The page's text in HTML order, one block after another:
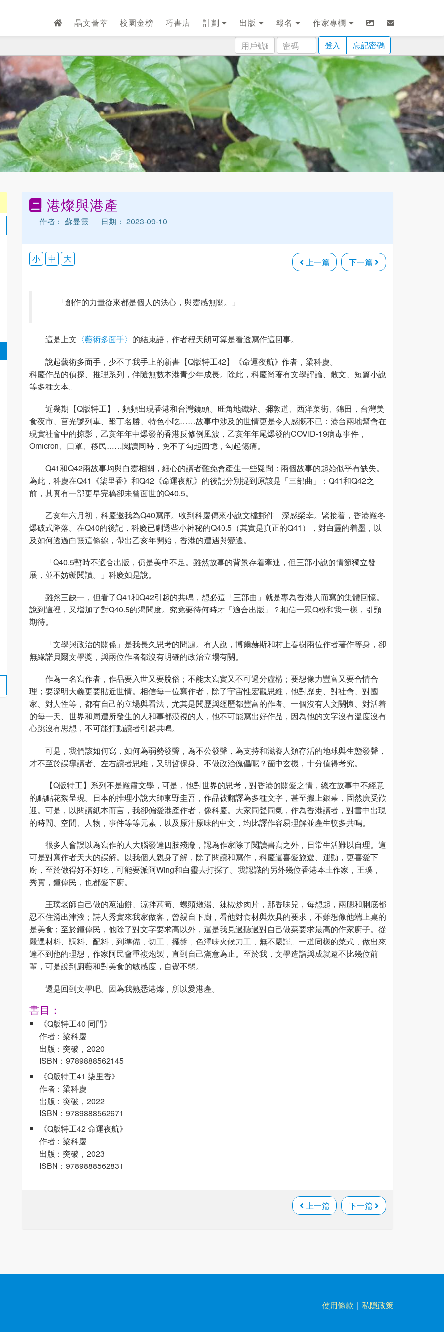
晶文薈萃 校園金榜 巧書店 計劃 出版 報名
作家專欄
用
戶
號
碼
密
碼
登入 忘記密碼
港燦與港產
作者： 蘇曼靈 日期： 2023-09-10
上一篇 下一篇
小 中 大
「創作的力量從來都是個人的決心，與靈感無關。」
這是上文 〈藝術多面手〉 的結束語，作者程天朗可算是看透寫作這回事。
說起藝術多面手，少不了我手上的新書【Q版特工42】《命運夜航》作者，梁科慶。
科慶作品的偵探、推理系列，伴隨無數本港青少年成長。除此，科慶尚著有文學評論、散文、短篇小說
等多種文本。
近幾期【Q版特工】，頻頻出現香港和台灣鏡頭。旺角地鐵站、彌敦道、西洋菜街、錦田，台灣美
食夜市、莒光號列車、墾丁名勝、特色小吃……故事中涉及的世情更是令人感慨不已：港台兩地幫會在
現實社會中的掠影，乙亥年年中爆發的香港反修例風波，乙亥年年尾爆發的COVID-19病毒事件，
Omicron、口罩、移民……閱讀同時，免不了勾起回憶，勾起傷痛。
Q41和Q42兩故事均與白靈相關，細心的讀者難免會產生一些疑問：兩個故事的起始似乎有缺失。
為此，科慶在Q41《柒里香》和Q42《命運夜航》的後記分別提到原該是「三部曲」：Q41和Q42之
前，其實有一部更早完稿卻未曾面世的Q40.5。
乙亥年六月初，科慶邀我為Q40寫序。收到科慶傳來小說文檔郵件，深感榮幸。緊接着，香港嚴冬
爆破式降落。在Q40的後記，科慶已劇透些小神秘的Q40.5（其實是真正的Q41），對白靈的着墨，以
及如何透過白靈這條線，帶出乙亥年開始，香港的遭遇與變遷。
「Q40.5暫時不適合出版，仍是美中不足。雖然故事的背景存着牽連，但三部小說的情節獨立發
展，並不妨礙閱讀。」科慶如是說。
雖然三缺一，但看了Q41和Q42引起的共鳴，想必這「三部曲」就是專為香港人而寫的集體回憶。
說到這裡，又增加了對Q40.5的渴閱度。究竟要待何時才「適合出版」？相信一眾Q粉和我一樣，引頸
期待。
「文學與政治的關係」是我長久思考的問題。有人說，博爾赫斯和村上春樹兩位作者著作等身，卻
無緣諾貝爾文學獎，與兩位作者都沒有明確的政治立場有關。
作為一名寫作者，作品要入世又要脫俗；不能太寫實又不可過分虛構；要想像力豐富又要合情合
理；要深明大義更要貼近世情。相信每一位寫作者，除了宇宙性宏觀思維，他對歷史、對社會、對國
家、對人性等，都有自己的立場與看法，尤其是閱歷與經歷都豐富的作者。一個沒有人文關懷、對活着
的每一天、世界和周遭所發生的人和事都漠視的人，他不可能寫出好作品，因為他的文字沒有溫度沒有
心跳沒有思想，不可能打動讀者引起共鳴。
可是，我們該如何寫，如何為弱勢發聲，為不公發聲，為支持和滋養人類存活的地球與生態發聲，
才不至於誤導讀者、左右讀者思維，又明哲保身、不做政治傀儡呢？箇中玄機，十分值得考究。
【Q版特工】系列不是嚴肅文學，可是，他對世界的思考，對香港的關愛之情，總在故事中不經意
的點點花絮呈現。日本的推理小說大師東野圭吾，作品被翻譯為多種文字，甚至搬上銀幕，固然廣受歡
迎。可是，以閱讀紙本而言，我卻偏愛港產作者，像科慶。大家同聲同氣，作為香港讀者，對書中出現
的時間、空間、人物，事件等等元素，以及原汁原味的中文，均比譯作容易理解並產生較多共鳴。
很多人會誤以為寫作的人大腦發達四肢殘廢，認為作家除了閱讀書寫之外，日常生活難以自理。這
可是對寫作者天大的誤解。以我個人親身了解，除了閱讀和寫作，科慶還喜愛旅遊、運動，更喜愛下
廚，至於做得好不好吃，可能要派阿Wing和白靈去打探了。我認識的另外幾位香港本土作家，王璞，
秀實，鍾偉民，也都愛下廚。
王璞老師自己做的蔥油餅、涼拌萵筍、螺頭燉湯、辣椒炒肉片，那香味兒，每想起，兩腮和脷底都
忍不住湧出津液；詩人秀實來我家做客，曾親自下廚，看他對食材與炊具的要求，不難想像他端上桌的
是美食；至於鍾偉民，他除了對文字要求高以外，還是我見過聽過對自己做菜要求最高的作家廚子。從
嚴選材料、調料、配料，到準備，切工，擺盤，色澤味火候刀工，無不嚴謹。一道同樣的菜式，做出來
達不到他的理想，作家阿民會重複炮製，直到自己滿意為止。至於我，文學造詣與成就遠不比幾位前
輩，可是說到廚藝和對美食的敏感度，自覺不弱。
還是回到文學吧。因為我熟悉港燦，所以愛港產。
書目：
《Q版特工40 同門》
作者：梁科慶
出版：突破，2020
ISBN：9789888562145
《Q版特工41 柒里香》
作者：梁科慶
出版：突破，2022
ISBN：9789888562671
《Q版特工42 命運夜航》
作者：梁科慶
出版：突破，2023
ISBN：9789888562831
上一篇 下一篇
使用條款 ｜ 私隱政策